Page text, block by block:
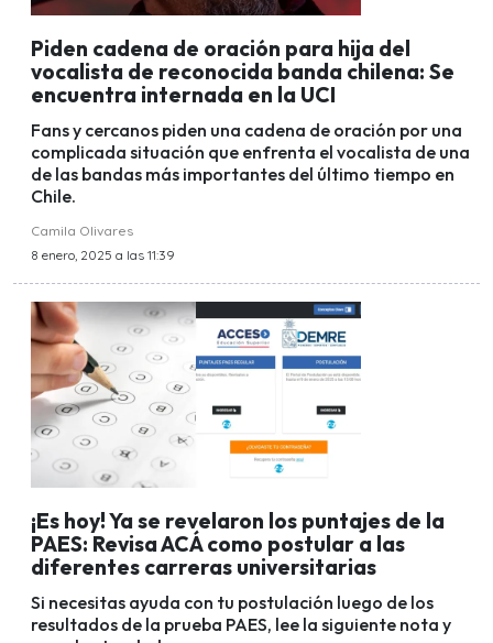
Piden cadena de oración para hija del
vocalista de reconocida banda chilena: Se
encuentra internada en la UCI
Fans y cercanos piden una cadena de oración por una
complicada situación que enfrenta el vocalista de una
de las bandas más importantes del último tiempo en
Chile.
Camila Olivares
8 enero, 2025 a las 11:39
¡Es hoy! Ya se revelaron los puntajes de la
PAES: Revisa ACÁ como postular a las
diferentes carreras universitarias
Si necesitas ayuda con tu postulación luego de los
resultados de la prueba PAES, lee la siguiente nota y